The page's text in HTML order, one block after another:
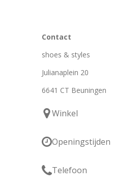
Contact
shoes & styles
Julianaplein 20
6641 CT Beuningen
Winkel
Openingstijden
Telefoon